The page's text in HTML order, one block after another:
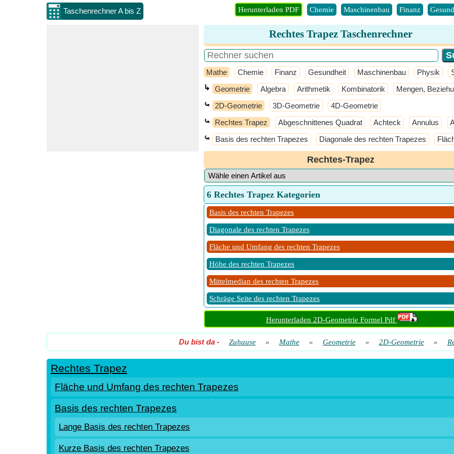
Taschenrechner A bis Z Herunterladen PDF Chemie Maschinenbau Finanz
Rechtes Trapez Taschenrechner
Mathe Chemie Finanz Gesundheit Maschinenbau Physik
↳ Geometrie Algebra Arithmetik Kombinatorik Mengen,
⤿ 2D-Geometrie 3D-Geometrie 4D-Geometrie
⤿ Rechtes Trapez Abgeschnittenes Quadrat Achteck Annulus
⤿ Basis des rechten Trapezes Diagonale des rechten Trapezes
Rechtes-Trapez
6 Rechtes Trapez Kategorien
Basis des rechten Trapezes
Diagonale des rechten Trapezes
Fläche und Umfang des rechten Trapezes
Höhe des rechten Trapezes
Mittelmedian des rechten Trapezes
Schräge Seite des rechten Trapezes
Herunterladen 2D-Geometrie Formel Pdf
Du bist da- Zuhause » Mathe » Geometrie » 2D-Geometrie »
Rechtes Trapez
Fläche und Umfang des rechten Trapezes
Basis des rechten Trapezes
Lange Basis des rechten Trapezes
Kurze Basis des rechten Trapezes